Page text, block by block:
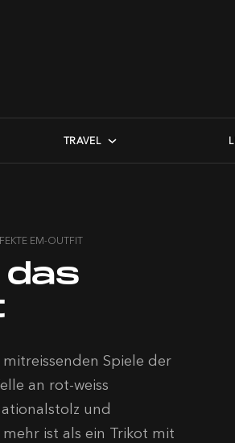
TRAVEL
EM-OUTFIT
Spiele der
an rot-weiss
und
ist als ein Trikot mit